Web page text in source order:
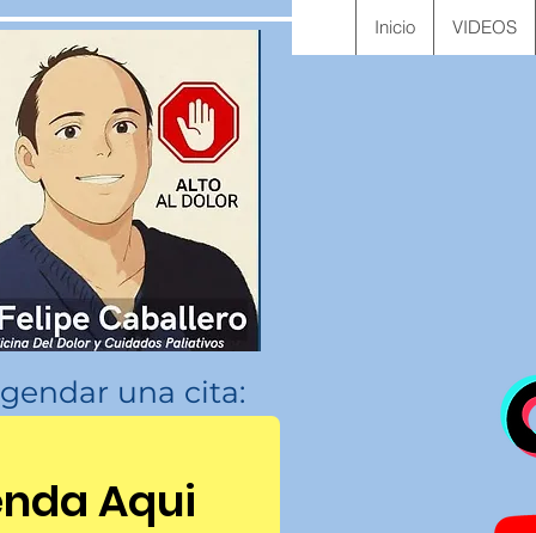
una cita:
Aqui
Inicio VIDEOS